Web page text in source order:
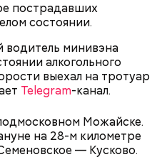
пострадавших
состоянии.
водитель минивэна
алкогольного
выехал на тротуар
Telegram-канал.
Можайске.
на 28-м километре
— Кусково.
в село Чанко, где
детей, которые